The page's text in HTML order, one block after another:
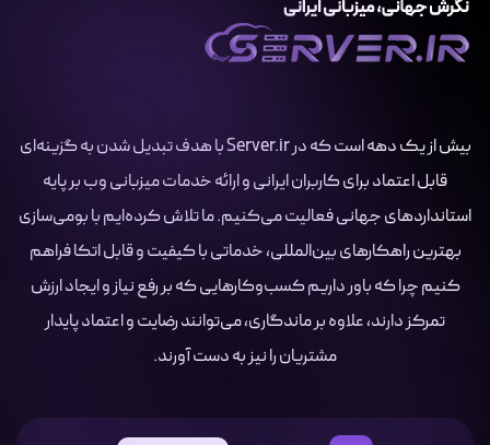
بیش از یک دهه است که در Server.ir با هدف تبدیل شدن به گزینه‌ای
قابل اعتماد برای کاربران ایرانی و ارائه خدمات میزبانی وب بر پایه
استانداردهای جهانی فعالیت می‌کنیم. ما تلاش کرده‌ایم با بومی‌سازی
بهترین راهکارهای بین‌المللی، خدماتی با کیفیت و قابل اتکا فراهم
کنیم چرا که باور داریم کسب‌وکارهایی که بر رفع نیاز و ایجاد ارزش
تمرکز دارند، علاوه بر ماندگاری، می‌توانند رضایت و اعتماد پایدار
مشتریان را نیز به دست آورند.